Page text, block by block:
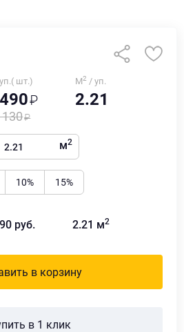
шт.)
130
М2 / уп.
2.21
м2
10% 15%
руб. 2.21 м2
в корзину
в 1 клик